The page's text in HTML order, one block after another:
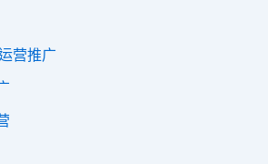
营推广